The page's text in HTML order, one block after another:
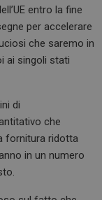
entro la fine
per accelerare
che saremo in
ai singoli stati
di
che
fornitura ridotta
in un numero